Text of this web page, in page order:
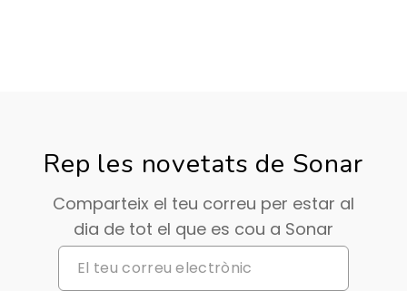
Rep les novetats de Sonar
Comparteix el teu correu per estar al
dia de tot el que es cou a Sonar